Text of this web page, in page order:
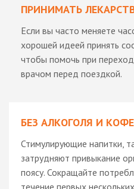
ПРИНИМАТЬ
Если вы часто меняете
хорошей идеей принять
чтобы помочь при
врачом перед поездкой.
БЕЗ АЛКОГОЛЯ И КОФЕ
Стимулирующие напитки,
затрудняют привыкание
поясу. Сокращайте